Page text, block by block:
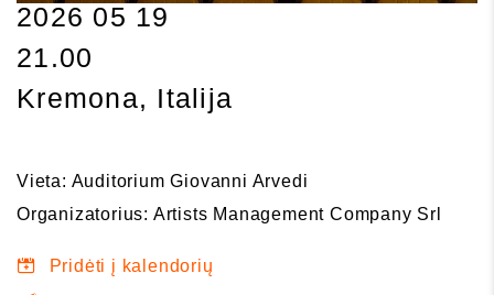
2026 05 19
21.00
Kremona, Italija
Vieta: Auditorium Giovanni Arvedi
Organizatorius: Artists Management Company Srl
Pridėti į kalendorių